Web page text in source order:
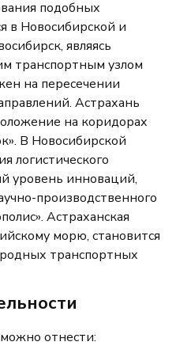
подобных
в Новосибирской и
являясь
транспортным узлом
на пересечении
Астрахань
на коридорах
В Новосибирской
логистического
уровень инноваций,
производственного
Астраханская
морю, становится
транспортных
отнести: